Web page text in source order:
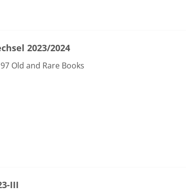
2023/2024
Old and Rare Books
III